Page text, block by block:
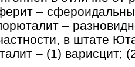
–
–
в штате
– (1) варисцит;